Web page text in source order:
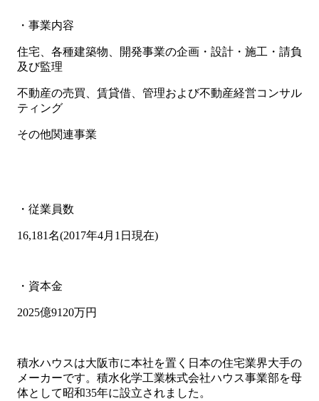
・事業内容
住宅、各種建築物、開発事業の企画・設計・施工・請負
及び監理
不動産の売買、賃貸借、管理および不動産経営コンサル
ティング
その他関連事業
・従業員数
16,181名(2017年4月1日現在)
・資本金
2025億9120万円
積水ハウスは大阪市に本社を置く日本の住宅業界大手の
メーカーです。積水化学工業株式会社ハウス事業部を母
体として昭和35年に設立されました。